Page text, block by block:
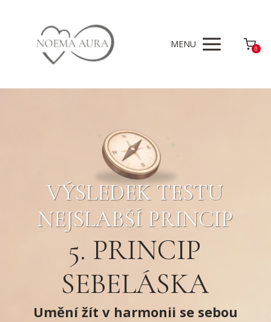
MENU 0
VÝSLEDEK TESTU
NEJSLABŠÍ PRINCIP
5. PRINCIP
SEBELÁSKA
Umění žít v harmonii se sebou